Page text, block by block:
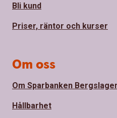
Bli kund
Priser, räntor och kurser
Om oss
Om Sparbanken
Hållbarhet